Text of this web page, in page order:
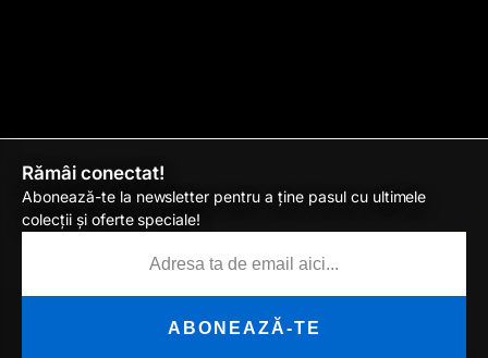
Rămâi conectat!
Abonează-te la newsletter pentru a ține pasul cu ultimele
colecții și oferte speciale!
ABONEAZĂ-TE